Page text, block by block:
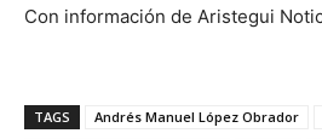
Con información de Aristegui
TAGS Andrés Manuel López Obrador